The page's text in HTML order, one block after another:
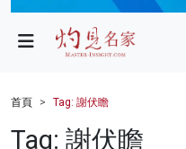
財經
首頁 Tag: 謝伏瞻
Tag: 謝伏瞻